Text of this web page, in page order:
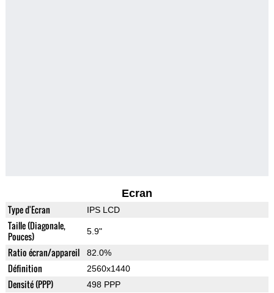
Ecran
Type d'Ecran IPS LCD
Taille (Diagonale,
Pouces)
5.9"
Ratio écran/appareil 82.0%
Définition 2560x1440
Densité (PPP) 498 PPP